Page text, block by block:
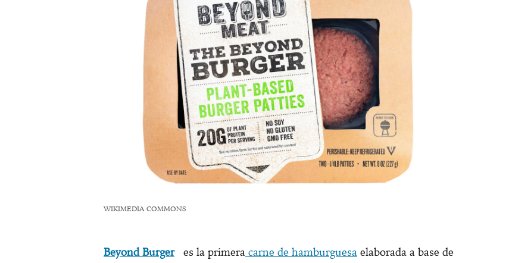
WIKIMEDIA COMMONS
Beyond Burger es la primera carne de hamburguesa elaborada a base de